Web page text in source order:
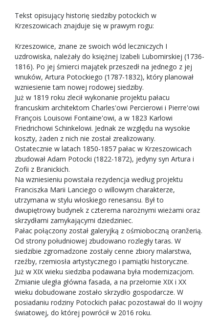
Tekst opisujący historię siedziby potockich w
Krzeszowicach znajduje się w prawym rogu:
Krzeszowice, znane ze swoich wód leczniczych I
uzdrowiska, należały do księżnej Izabeli Lubomirskiej (1736-
1816). Po jej śmierci majątek przeszedł na jednego z jej
wnuków, Artura Potockiego (1787-1832), który planował
wzniesienie tam nowej rodowej siedziby.
Już w 1819 roku zlecił wykonanie projektu pałacu
francuskim architektom Charles'owi Percierowi i Pierre'owi
François Louisowi Fontaine'owi, a w 1823 Karlowi
Friedrichowi Schinkelowi. Jednak ze względu na wysokie
koszty, żaden z nich nie został zrealizowany.
Ostatecznie w latach 1850-1857 pałac w Krzeszowicach
zbudował Adam Potocki (1822-1872), jedyny syn Artura i
Zofii z Branickich.
Na wzniesieniu powstała rezydencja według projektu
Franciszka Marii Lanciego o willowym charakterze,
utrzymana w stylu włoskiego renesansu. Był to
dwupiętrowy budynek z czterema narożnymi wieżami oraz
skrzydłami zamykającymi dziedziniec.
Pałac połączony został galeryjką z ośmioboczną oranžerią.
Od strony południowej zbudowano rozległy taras. W
siedzibie zgromadzone zostały cenne zbiory malarstwa,
rzeźby, rzemiosła artystycznego i pamiątki historyczne.
Już w XIX wieku siedziba podawana była modernizacjom.
Zmianie uległa główna fasada, a na przełomie XIX i XX
wieku dobudowane zostało skrzydło gospodarcze. W
posiadaniu rodziny Potockich pałac pozostawał do II wojny
światowej, do której powrócił w 2016 roku.